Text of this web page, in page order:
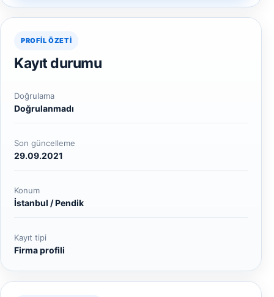
PROFIL ÖZETI
Kayıt durumu
Doğrulama
Doğrulanmadı
Son güncelleme
29.09.2021
Konum
İstanbul / Pendik
Kayıt tipi
Firma profili